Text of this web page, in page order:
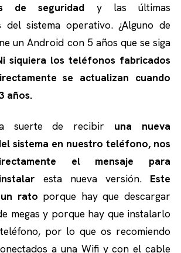
de seguridad y las últimas
del sistema operativo. ¿Alguno de
un Android con 5 años que se siga
siquiera los teléfonos fabricados
se actualizan cuando
años.
suerte de recibir una nueva
sistema en nuestro teléfono, nos
el mensaje para
esta nueva versión. Este
rato porque hay que descargar
megas y porque hay que instalarlo
por lo que os recomiendo
a una Wifi y con el cable